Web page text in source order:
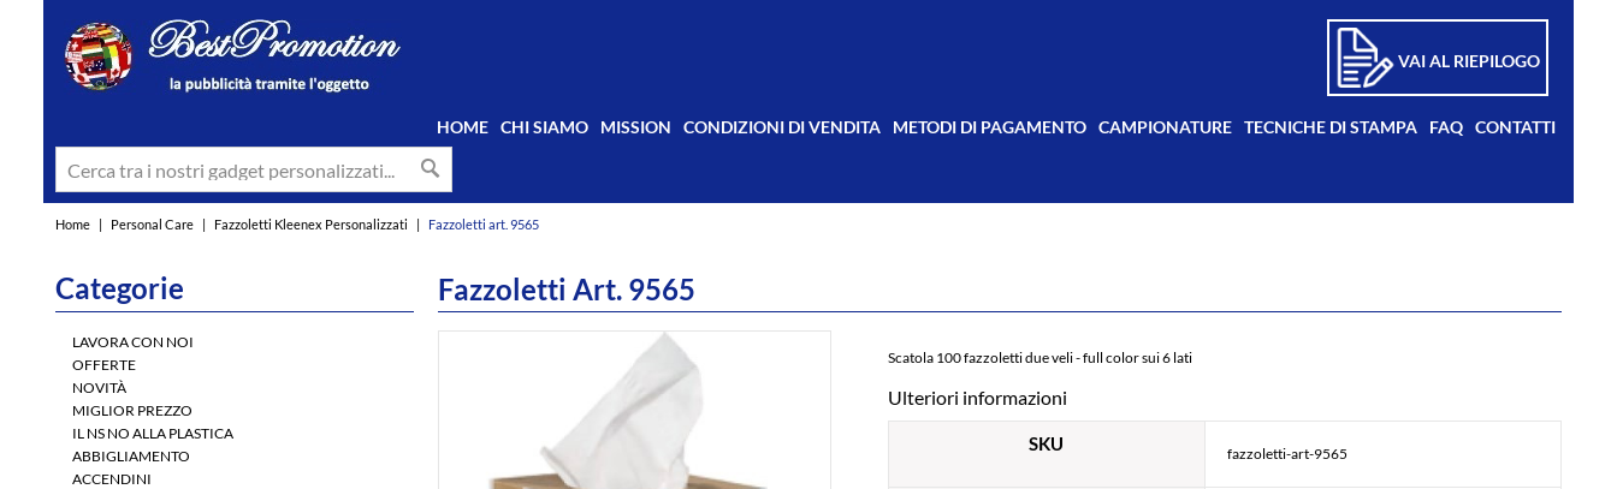
VAI AL RIEPILOGO
HOME CHI SIAMO MISSION CONDIZIONI DI VENDITA METODI DI PAGAMENTO CAMPIONATURE TECNICHE DI STAMPA FAQ CONTATTI
Home | Personal Care | Fazzoletti Kleenex Personalizzati | Fazzoletti art. 9565
Fazzoletti Art. 9565
Scatola 100 fazzoletti due veli - full color sui 6 lati
Ulteriori informazioni
SKU fazzoletti-art-9565
Categorie
LAVORA CON NOI
OFFERTE
NOVITÀ
MIGLIOR PREZZO
IL NS NO ALLA PLASTICA
ABBIGLIAMENTO
ACCENDINI